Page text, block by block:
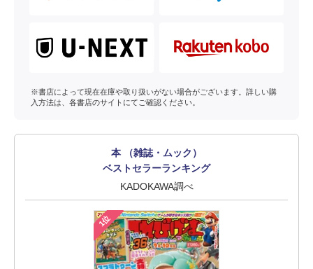
※書店によって現在在庫や取り扱いがない場合がございます。詳しい購
入方法は、各書店のサイトにてご確認ください。
本 （雑誌・ムック）
ベストセラーランキング
KADOKAWA調べ
1位